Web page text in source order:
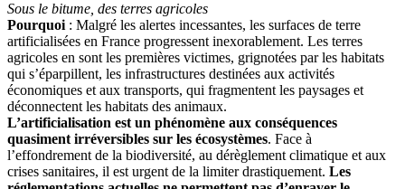
Sous le bitume, des terres agricoles
Pourquoi : Malgré les alertes incessantes, les surfaces de terre
artificialisées en France progressent inexorablement. Les terres
agricoles en sont les premières victimes, grignotées par les habitats
qui s’éparpillent, les infrastructures destinées aux activités
économiques et aux transports, qui fragmentent les paysages et
déconnectent les habitats des animaux.
L’artificialisation est un phénomène aux conséquences
quasiment irréversibles sur les écosystèmes. Face à
l’effondrement de la biodiversité, au dérèglement climatique et aux
crises sanitaires, il est urgent de la limiter drastiquement. Les